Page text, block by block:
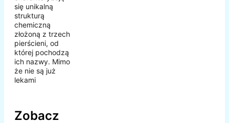
się unikalną
strukturą
chemiczną
złożoną z trzech
pierścieni, od
której pochodzą
ich nazwy. Mimo
że nie są już
lekami
Zobacz